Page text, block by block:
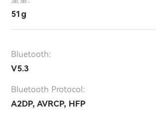
51g
Bluetooth:
V5.3
Bluetooth Protocol:
A2DP, AVRCP, HFP